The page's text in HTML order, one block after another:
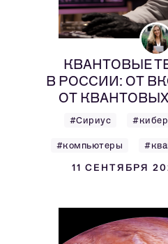
КВАНТОВЫЕ
В РОССИИ: ОТ
ОТ
#Сириус
#компьютеры
11 СЕНТЯБРЯ